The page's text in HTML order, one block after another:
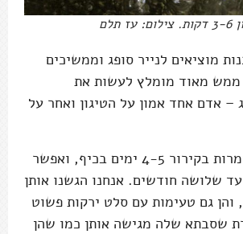
מוציאים לנייר סופג וממשיכים
ממש מאוד מומלץ לעשות את
– אדם אחד אמון על הטיגון ואחר על
הקובות האלו נשמרות בקירור 4-5 ימים בכיף, ואפשר
שלושה חודשים. אנחנו הגשנו אותן
והן גם טעימות עם סלט ירקות פשוט
שסבתא שלה מגישה אותן כמו שהן